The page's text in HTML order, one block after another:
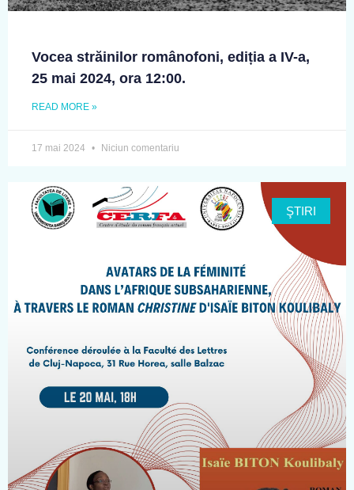
Vocea străinilor românofoni, ediția a IV-a,
25 mai 2024, ora 12:00.
READ MORE »
17 mai 2024 Niciun comentariu
ŞTIRI